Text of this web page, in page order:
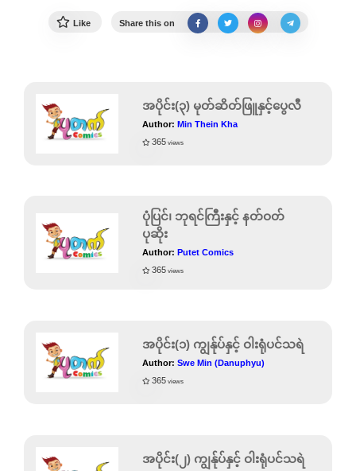
Like Share this on
အပိုင်း(၃) မုတ်ဆိတ်ဖြူနှင့်ပွေလီ
Author: Min Thein Kha
365 views
ပုံပြင်၊ ဘုရင်ကြီးနှင့် နတ်ဝတ်
ပုဆိုး
Author: Putet Comics
365 views
အပိုင်း(၁) ကျွန်ုပ်နှင့် ဝါးရုံပင်သရဲ
Author: Swe Min (Danuphyu)
365 views
အပိုင်း(၂) ကျွန်ုပ်နှင့် ဝါးရုံပင်သရဲ